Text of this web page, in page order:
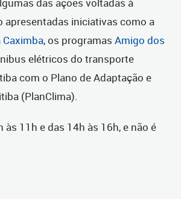
das ações voltadas à
apresentadas iniciativas como a
Caximba, os programas Amigo dos
elétricos do transporte
com o Plano de Adaptação e
(PlanClima).
11h e das 14h às 16h, e não é